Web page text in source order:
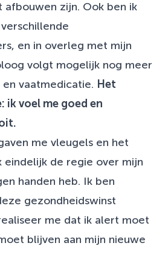
afbouwen zijn. Ook ben ik
en in overleg met mijn
volgt mogelijk nog meer
vaatmedicatie. Het
ik voel me goed en
me vleugels en het
de regie over mijn
handen heb. Ik ben
gezondheidswinst
me dat ik alert moet
blijven aan mijn nieuwe